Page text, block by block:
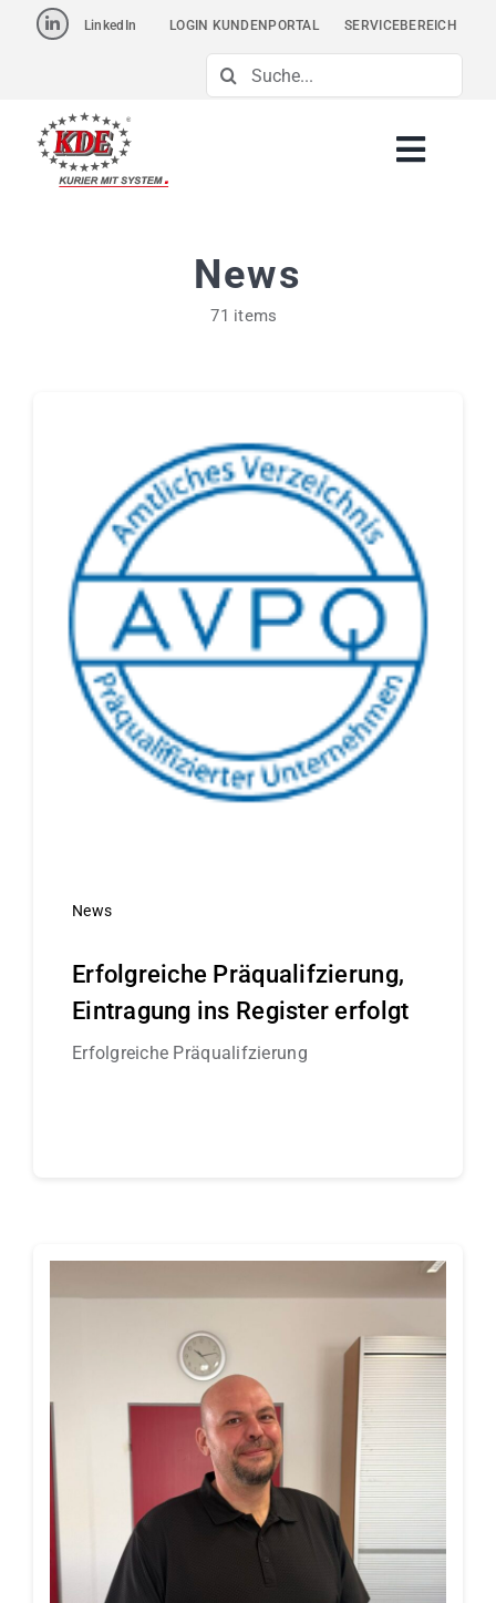
Skip
LinkedIn LOGIN KUNDENPORTAL SERVICEBEREICH
Suche
nach:
News
71 items
News
Erfolgreiche Präqualifzierung,
Eintragung ins Register erfolgt
Erfolgreiche Präqualifzierung